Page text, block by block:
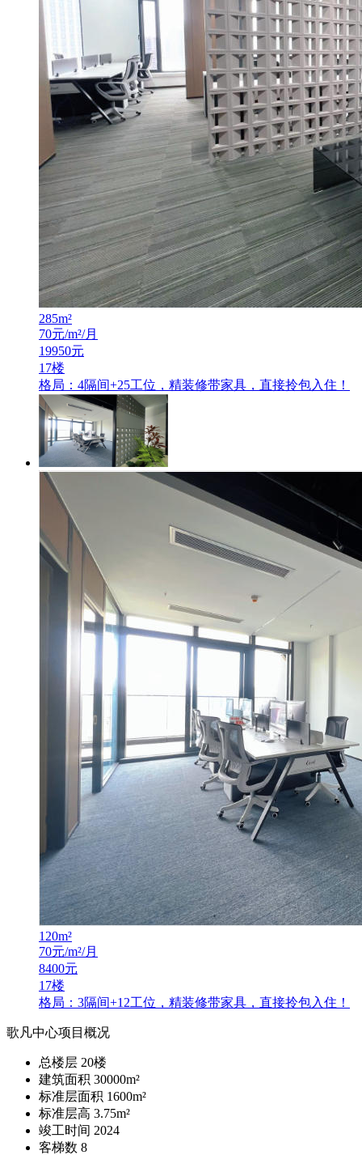
285m²
70元/m²/月
19950元
17楼
格局：4隔间+25工位，精装修带家具，直接拎包入住！
120m²
70元/m²/月
8400元
17楼
格局：3隔间+12工位，精装修带家具，直接拎包入住！
歌凡中心项目概况
总楼层 20楼
建筑面积 30000m²
标准层面积 1600m²
标准层高 3.75m²
竣工时间 2024
客梯数 8